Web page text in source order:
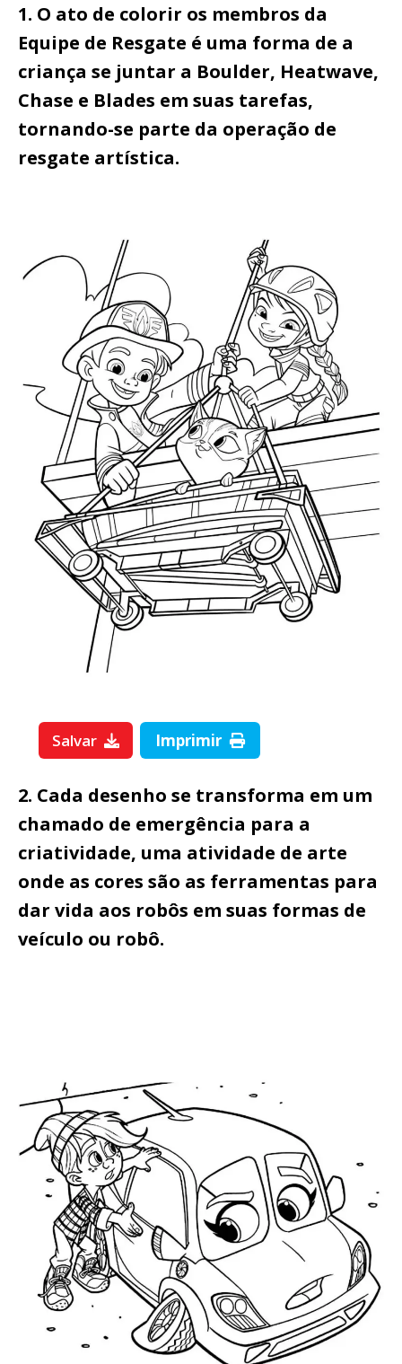
1. O ato de colorir os membros da
Equipe de Resgate é uma forma de a
criança se juntar a Boulder, Heatwave,
Chase e Blades em suas tarefas,
tornando-se parte da operação de
resgate artística.
Salvar Imprimir
2. Cada desenho se transforma em um
chamado de emergência para a
criatividade, uma atividade de arte
onde as cores são as ferramentas para
dar vida aos robôs em suas formas de
veículo ou robô.